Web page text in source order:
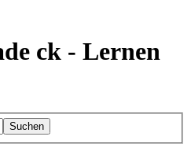
ck - Lernen
Suchen